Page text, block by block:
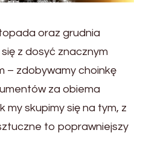
oraz grudnia
z dosyć znacznym
– zdobywamy choinkę
za obiema
my skupimy się na tym, z
to poprawniejszy